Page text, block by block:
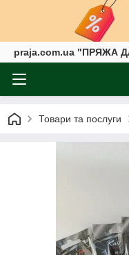
praja.com.ua "ПРЯЖА
Товари та послуги